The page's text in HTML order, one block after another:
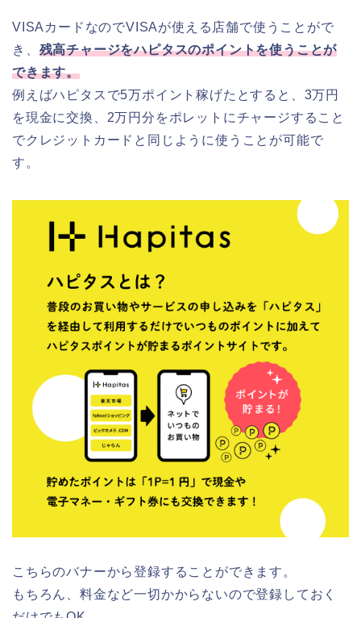
VISAカードなのでVISAが使える店舗で使うことがで
き、 残高チャージをハピタスのポイントを使うことが
できます。
例えばハピタスで5万ポイント稼げたとすると、3万円
を現金に交換、2万円分をポレットにチャージすること
でクレジットカードと同じように使うことが可能で
す。
こちらのバナーから登録することができます。
もちろん、料金など一切かからないので登録しておく